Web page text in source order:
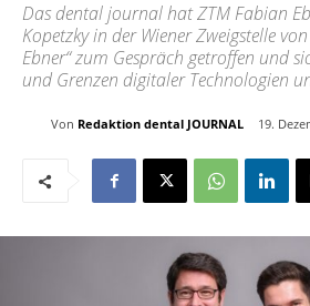
Das dental journal hat ZTM Fabian
Kopetzky in der Wiener Zweigstelle
Ebner“ zum Gespräch getroffen und
und Grenzen digitaler Technologien
Von Redaktion dental JOURNAL 19.